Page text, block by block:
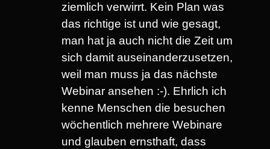
ziemlich verwirrt. Kein Plan was
das richtige ist und wie gesagt,
man hat ja auch nicht die Zeit um
sich damit auseinanderzusetzen,
weil man muss ja das nächste
Webinar ansehen :-). Ehrlich ich
kenne Menschen die besuchen
wöchentlich mehrere Webinare
und glauben ernsthaft, dass